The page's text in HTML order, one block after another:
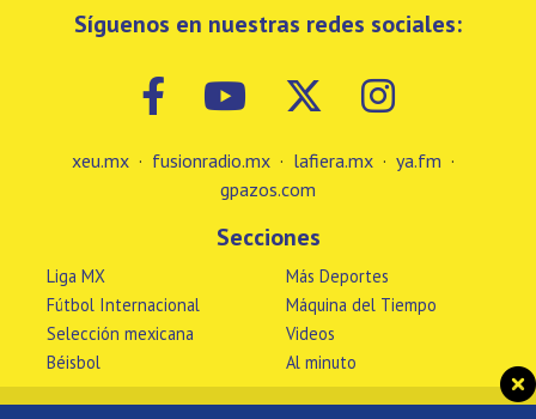
Síguenos en nuestras redes sociales:
xeu.mx · fusionradio.mx · lafiera.mx · ya.fm ·
gpazos.com
Secciones
Liga MX
Fútbol Internacional
Selección mexicana
Béisbol
Más Deportes
Máquina del Tiempo
Videos
Al minuto